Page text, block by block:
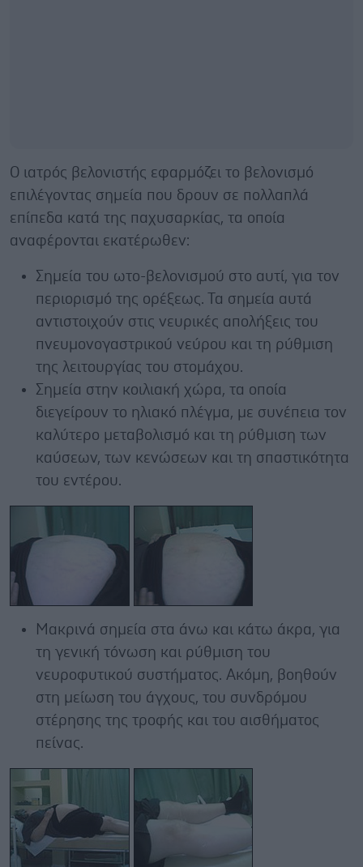
Ο ιατρός βελονιστής εφαρμόζει το βελονισμό
επιλέγοντας σημεία που δρουν σε πολλαπλά
επίπεδα κατά της παχυσαρκίας, τα οποία
αναφέρονται εκατέρωθεν:
Σημεία του ωτο-βελονισμού στο αυτί, για τον
περιορισμό της ορέξεως. Τα σημεία αυτά
αντιστοιχούν στις νευρικές απολήξεις του
πνευμονογαστρικού νεύρου και τη ρύθμιση
της λειτουργίας του στομάχου.
Σημεία στην κοιλιακή χώρα, τα οποία
διεγείρουν το ηλιακό πλέγμα, με συνέπεια τον
καλύτερο μεταβολισμό και τη ρύθμιση των
καύσεων, των κενώσεων και τη σπαστικότητα
του εντέρου.
Μακρινά σημεία στα άνω και κάτω άκρα, για
τη γενική τόνωση και ρύθμιση του
νευροφυτικού συστήματος. Ακόμη, βοηθούν
στη μείωση του άγχους, του συνδρόμου
στέρησης της τροφής και του αισθήματος
πείνας.